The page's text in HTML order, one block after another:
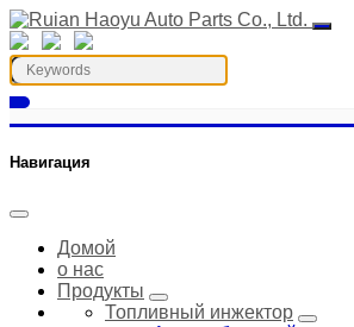
Навигация
Домой
о нас
Продукты
Топливный инжектор